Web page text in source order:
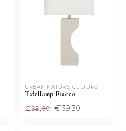
URBAN NATURE CULTURE
Tafellamp Fiocco
€199,00 €139,30